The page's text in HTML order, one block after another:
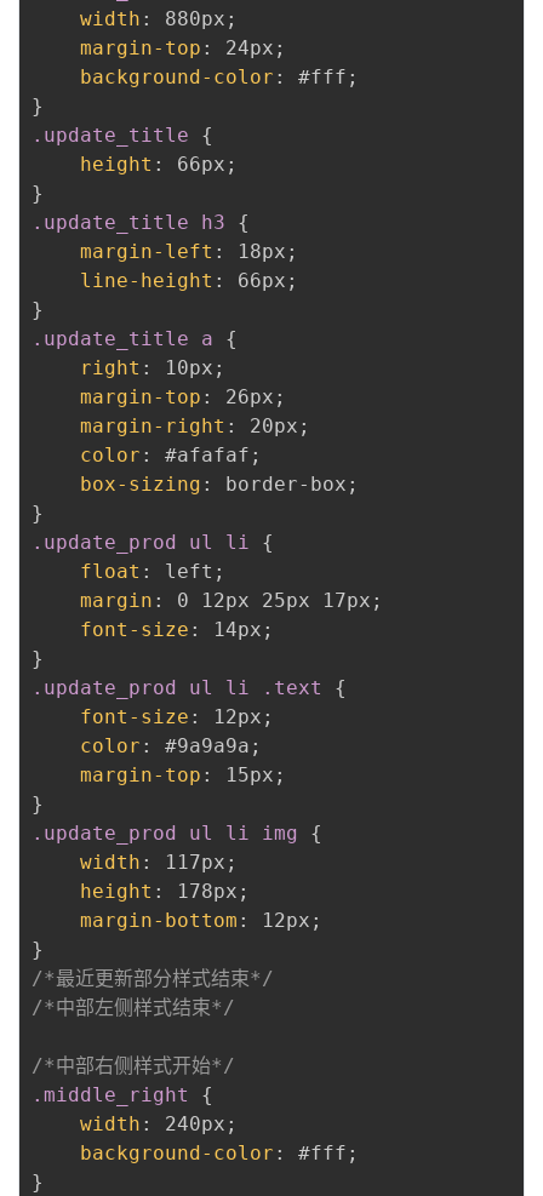
width : 880px ;
margin-top : 24px ;
background-color : #fff ;
}
.update_title
{
height : 66px ;
}
.update_title h3
{
margin-left : 18px ;
line-height : 66px ;
}
.update_title a
{
right : 10px ;
margin-top : 26px ;
margin-right : 20px ;
color : #afafaf ;
box-sizing : border-box ;
}
.update_prod ul li
{
float : left ;
margin : 0 12px 25px 17px ;
font-size : 14px ;
}
.update_prod ul li .text
{
font-size : 12px ;
color : #9a9a9a ;
margin-top : 15px ;
}
.update_prod ul li img
{
width : 117px ;
height : 178px ;
margin-bottom : 12px ;
}
/*最近更新部分样式结束*/
/*中部左侧样式结束*/
/*中部右侧样式开始*/
.middle_right
{
width : 240px ;
background-color : #fff ;
}